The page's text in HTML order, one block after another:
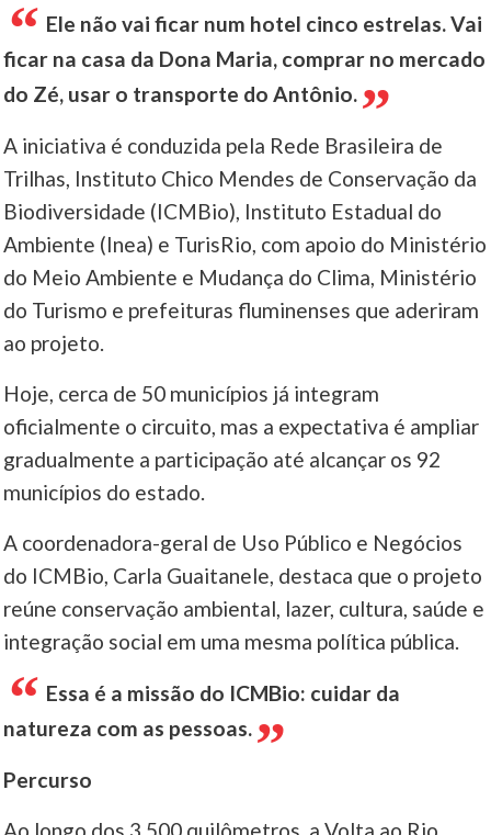
Ele não vai ficar num hotel cinco estrelas. Vai
ficar na casa da Dona Maria, comprar no mercado
do Zé, usar o transporte do Antônio.
A iniciativa é conduzida pela Rede Brasileira de
Trilhas, Instituto Chico Mendes de Conservação da
Biodiversidade (ICMBio), Instituto Estadual do
Ambiente (Inea) e TurisRio, com apoio do Ministério
do Meio Ambiente e Mudança do Clima, Ministério
do Turismo e prefeituras fluminenses que aderiram
ao projeto.
Hoje, cerca de 50 municípios já integram
oficialmente o circuito, mas a expectativa é ampliar
gradualmente a participação até alcançar os 92
municípios do estado.
A coordenadora-geral de Uso Público e Negócios
do ICMBio, Carla Guaitanele, destaca que o projeto
reúne conservação ambiental, lazer, cultura, saúde e
integração social em uma mesma política pública.
Essa é a missão do ICMBio: cuidar da
natureza com as pessoas.
Percurso